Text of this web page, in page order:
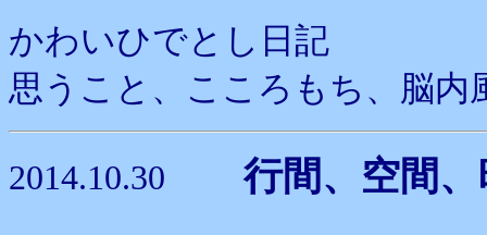
かわいひでとし日記
思うこと、こころもち、脳内
2014.10.30 行間、空間